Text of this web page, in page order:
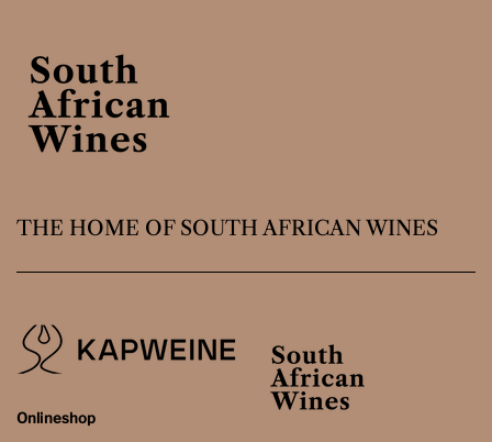
THE HOME OF SOUTH AFRICAN WINES
Onlineshop